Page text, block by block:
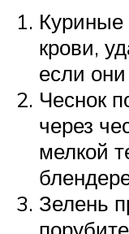
Куриные
крови,
если
Чеснок
через
мелкой
Зелень